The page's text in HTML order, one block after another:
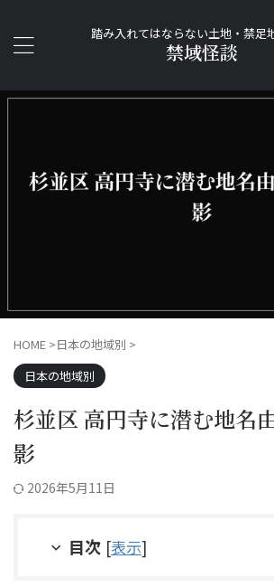
踏み入れてはならない土地・禁足
禁域怪談
HOME >日本の地域別 >
日本の地域別
杉並区 高円寺に潜む地名
影
2026年5月11日
目次 [表示]